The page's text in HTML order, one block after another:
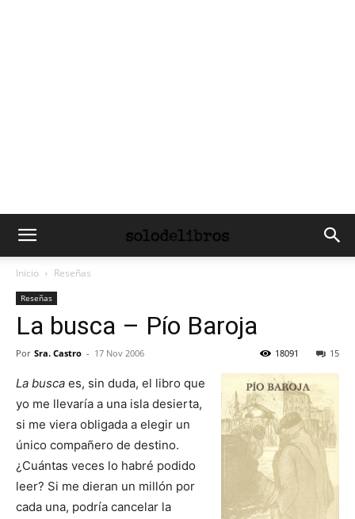
Inicio Reseñas
Reseñas
La busca – Pío Baroja
Por Sra. Castro - 17 Nov 2006 15
18091
La busca es, sin duda, el libro que
yo me llevaría a una isla desierta,
si me viera obligada a elegir un
único compañero de destino.
¿Cuántas veces lo habré podido
leer? Si me dieran un millón por
cada una, podría cancelar la